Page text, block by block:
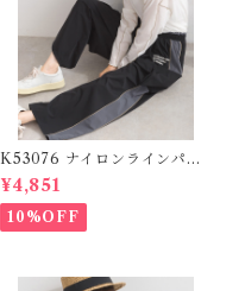
K53076 ナイロンラインパン
ツ / Nylon Line Pants (残り
わずか)
¥4,851
10%OFF